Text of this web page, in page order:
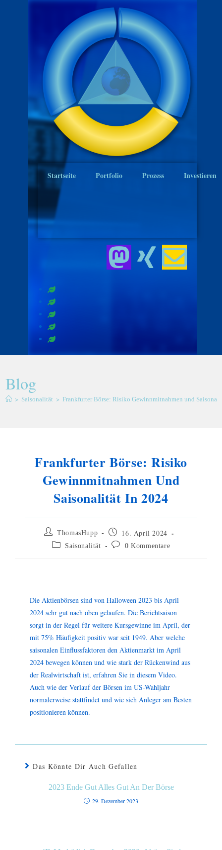
Startseite Portfolio Prozess Investieren
Blog
> Saisonalität > Frankfurter Börse: Risiko Gewinnmitnahmen und
Frankfurter Börse: Risiko
Gewinnmitnahmen Und
Saisonalität In 2024
ThomasHupp 16. April 2024
Saisonalität 0 Kommentare
Die Aktienbörsen sind von Halloween 2023 bis April
2024 sehr gut nach oben gelaufen. Die Berichtsaison
sorgt in der Regel für weitere Kursgewinne im April, der
mit 75% Häufigkeit positiv war seit 1949. Aber welche
saisonalen Einflussfaktoren den Aktienmarkt im April
2024 bewegen können und wie stark der Rückenwind aus
der Realwirtschaft ist, erfahren Sie in diesem Video.
Auch wie der Verlauf der Börsen im US-Wahljahr
normalerweise stattfindet und wie sich Anleger am Besten
positionieren können.
Das Könnte Dir Auch Gefallen
2023 Ende Gut Alles Gut An Der Börse
29. Dezember 2023